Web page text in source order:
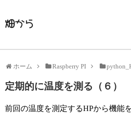
畑から
ホーム Raspberry PI
定期的に温度を測る（６）
前回の温度を測定するHPから機能